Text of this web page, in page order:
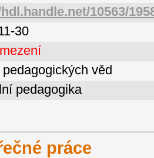
10563/
30
věd
pedagogika
práce